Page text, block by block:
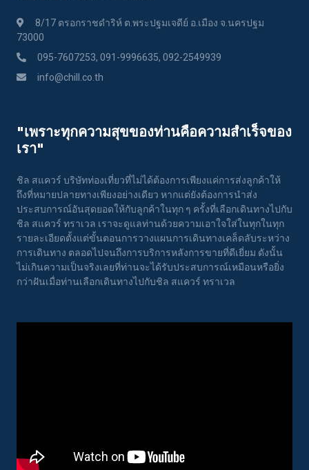
8/17 ตรอกราชดำริห์ ต.พระปฐมเจดีย์ อ.เมือง จ.นครปฐม
73000
095-7607253, 091-9996635, 092-2549939
info@chill.co.th
"เพราะทุกความสุขของท่านคือความสําเร็จของ
เรา"
ชิล สแควร์ บริษัทท่องเที่ยวที่ไม่ได้ต้องการเพียงแค่การส่งลูกค้าให้
ถึงที่หมายปลายทางเพียงอย่างเดียว หากแต่ยังต้องการนำส่ง
ประสบการณ์อันสุดยอดให้กับลูกค้าในทุก ๆ ครั้งที่เลือกเดินทางไปกับ
ชิล สแควร์ ทราเวล เราจะดูแลท่านด้วยความเอาใจใส่ในทุกในทุก
รายละเอียดตั้งแต่ขั้นตอนการวางแผนการเดินทางเคล็ดลับระหว่าง
การเดินทาง ตลอดไปจนถึงการบริการหลังการขายที่ดีเยี่ยม ดังนั้น
ไม่เกินความเป็นจริงเลยที่ท่านจะได้รับประสบการณ์เหมือนหรือยิ่ง
กว่าฝันเมื่อท่านเลือกเดินทางไปกับชิล สแควร์ ทราเวล